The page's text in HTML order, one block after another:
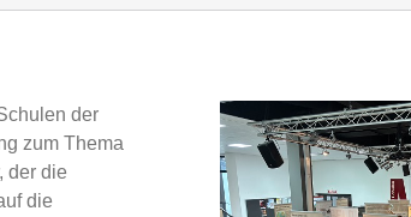
der
zum Thema
der die
die